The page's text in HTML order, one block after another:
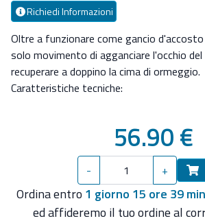
Richiedi Informazioni
Oltre a funzionare come gancio
solo movimento di agganciare l'occhio
recuperare a doppino la cima di ormeggio.
Caratteristiche tecniche:
- gancio attracco in tecnopolimero
- manico in lega leggera anodizzata;
- telescopico 105/245 cm.
Gancio d'accosto tritelescopico,
lunghezza max 250 cm, tubi Ø 25-29-32
56.90 €
- +
Ordina entro 1 giorno 15 ore 39
ed affideremo il tuo ordine al